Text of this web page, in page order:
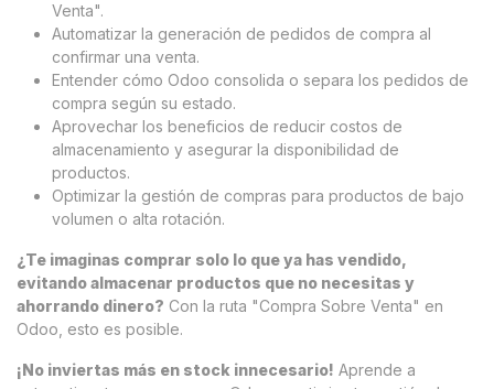
Venta".
Automatizar la generación de pedidos de compra al
confirmar una venta.
Entender cómo Odoo consolida o separa los pedidos de
compra según su estado.
Aprovechar los beneficios de reducir costos de
almacenamiento y asegurar la disponibilidad de
productos.
Optimizar la gestión de compras para productos de bajo
volumen o alta rotación.
¿Te imaginas comprar solo lo que ya has vendido,
evitando almacenar productos que no necesitas y
ahorrando dinero? Con la ruta "Compra Sobre Venta" en
Odoo, esto es posible.
¡No inviertas más en stock innecesario! Aprende a